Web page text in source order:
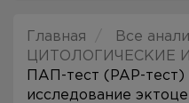
Главная
Все
ЦИТОЛОГИЧЕСКИЕ
ПАП-тест (PAP-
исследование